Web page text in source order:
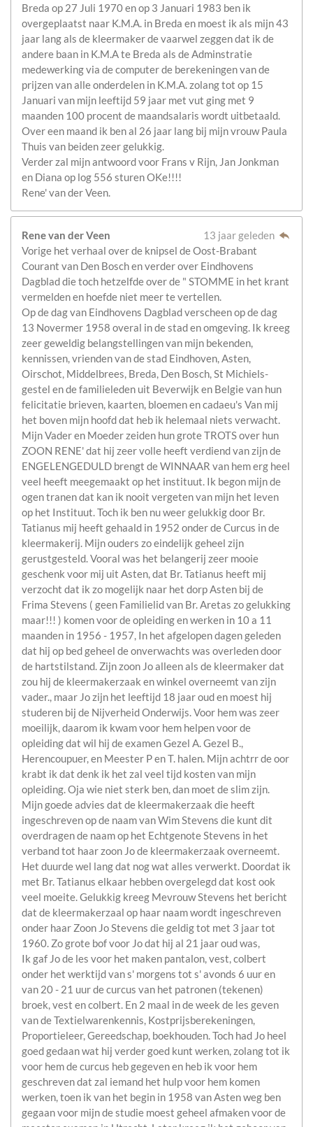
Breda op 27 Juli 1970 en op 3 Januari 1983 ben ik
overgeplaatst naar K.M.A. in Breda en moest ik als mijn 43
jaar lang als de kleermaker de vaarwel zeggen dat ik de
andere baan in K.M.A te Breda als de Adminstratie
medewerking via de computer de berekeningen van de
prijzen van alle onderdelen in K.M.A. zolang tot op 15
Januari van mijn leeftijd 59 jaar met vut ging met 9
maanden 100 procent de maandsalaris wordt uitbetaald.
Over een maand ik ben al 26 jaar lang bij mijn vrouw Paula
Thuis van beiden zeer gelukkig.
Verder zal mijn antwoord voor Frans v Rijn, Jan Jonkman
en Diana op log 556 sturen OKe!!!!
Rene' van der Veen.
Rene van der Veen
13 jaar geleden
Vorige het verhaal over de knipsel de Oost-Brabant
Courant van Den Bosch en verder over Eindhovens
Dagblad die toch hetzelfde over de " STOMME in het krant
vermelden en hoefde niet meer te vertellen.
Op de dag van Eindhovens Dagblad verscheen op de dag
13 Novermer 1958 overal in de stad en omgeving. Ik kreeg
zeer geweldig belangstellingen van mijn bekenden,
kennissen, vrienden van de stad Eindhoven, Asten,
Oirschot, Middelbrees, Breda, Den Bosch, St Michiels-
gestel en de familieleden uit Beverwijk en Belgie van hun
felicitatie brieven, kaarten, bloemen en cadaeu's Van mij
het boven mijn hoofd dat heb ik helemaal niets verwacht.
Mijn Vader en Moeder zeiden hun grote TROTS over hun
ZOON RENE' dat hij zeer volle heeft verdiend van zijn de
ENGELENGEDULD brengt de WINNAAR van hem erg heel
veel heeft meegemaakt op het instituut. Ik begon mijn de
ogen tranen dat kan ik nooit vergeten van mijn het leven
op het Instituut. Toch ik ben nu weer gelukkig door Br.
Tatianus mij heeft gehaald in 1952 onder de Curcus in de
kleermakerij. Mijn ouders zo eindelijk geheel zijn
gerustgesteld. Vooral was het belangerij zeer mooie
geschenk voor mij uit Asten, dat Br. Tatianus heeft mij
verzocht dat ik zo mogelijk naar het dorp Asten bij de
Frima Stevens ( geen Familielid van Br. Aretas zo gelukking
maar!!! ) komen voor de opleiding en werken in 10 a 11
maanden in 1956 - 1957, In het afgelopen dagen geleden
dat hij op bed geheel de onverwachts was overleden door
de hartstilstand. Zijn zoon Jo alleen als de kleermaker dat
zou hij de kleermakerzaak en winkel overneemt van zijn
vader., maar Jo zijn het leeftijd 18 jaar oud en moest hij
studeren bij de Nijverheid Onderwijs. Voor hem was zeer
moeilijk, daarom ik kwam voor hem helpen voor de
opleiding dat wil hij de examen Gezel A. Gezel B.,
Herencoupuer, en Meester P en T. halen. Mijn achtrr de oor
krabt ik dat denk ik het zal veel tijd kosten van mijn
opleiding. Oja wie niet sterk ben, dan moet de slim zijn.
Mijn goede advies dat de kleermakerzaak die heeft
ingeschreven op de naam van Wim Stevens die kunt dit
overdragen de naam op het Echtgenote Stevens in het
verband tot haar zoon Jo de kleermakerzaak overneemt.
Het duurde wel lang dat nog wat alles verwerkt. Doordat ik
met Br. Tatianus elkaar hebben overgelegd dat kost ook
veel moeite. Gelukkig kreeg Mevrouw Stevens het bericht
dat de kleermakerzaal op haar naam wordt ingeschreven
onder haar Zoon Jo Stevens die geldig tot met 3 jaar tot
1960. Zo grote bof voor Jo dat hij al 21 jaar oud was,
Ik gaf Jo de les voor het maken pantalon, vest, colbert
onder het werktijd van s' morgens tot s' avonds 6 uur en
van 20 - 21 uur de curcus van het patronen (tekenen)
broek, vest en colbert. En 2 maal in de week de les geven
van de Textielwarenkennis, Kostprijsberekeningen,
Proportieleer, Gereedschap, boekhouden. Toch had Jo heel
goed gedaan wat hij verder goed kunt werken, zolang tot ik
voor hem de curcus heb gegeven en heb ik voor hem
geschreven dat zal iemand het hulp voor hem komen
werken, toen ik van het begin in 1958 van Asten weg ben
gegaan voor mijn de studie moest geheel afmaken voor de